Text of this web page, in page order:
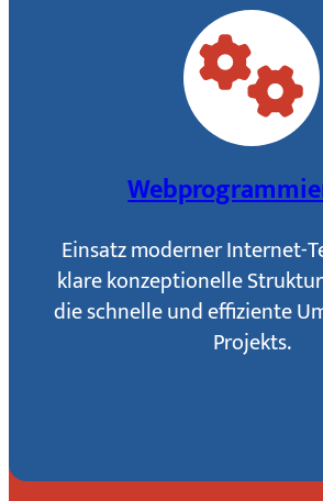
Einsatz moderner Internet-
klare konzeptionelle
die schnelle und effiziente
Projekts.